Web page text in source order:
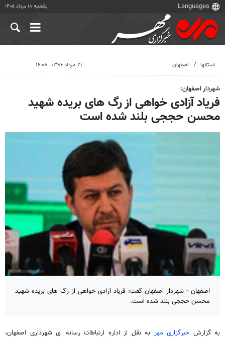
یکشنبه ۱۸ مرداد ۱۴۰۵
استانها اصفهان ۲۱ مرداد ۱۳۹۶، ۱۶:۰۸
شهردار اصفهان:
فریاد آزادی خواهی از رگ های بریده شهید
محسن حججی بلند شده است
اصفهان - شهردار اصفهان گفت: فریاد آزادی خواهی از رگ های بریده شهید
محسن حججی بلند شده است.
به گزارش خبرگزاری مهر به نقل از اداره ارتباطات رسانه ای شهرداری اصفهان،